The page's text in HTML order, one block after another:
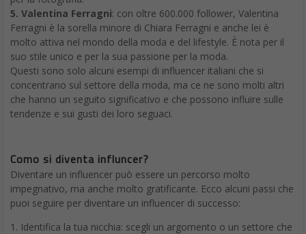
5. Valentina Ferragni: con oltre 600.000 follower, Valentina
Ferragni è la sorella minore di Chiara Ferragni e anche lei è
molto attiva nel mondo della moda e del lifestyle. È nota per il
suo stile unico e per la sua passione per la moda.
Questi sono solo alcuni esempi di influencer italiani che si
concentrano sul settore della moda, ma ce ne sono molti altri
che hanno un seguito significativo e che possono influire sulle
tendenze e sui gusti dei loro seguaci.
Como si diventa influncer?
Diventare un influencer può essere un percorso molto
impegnativo, ma anche molto gratificante. Ecco alcuni passi che
puoi seguire per diventare un influencer di successo:
1. Identifica la tua nicchia: scegli un argomento o un settore che